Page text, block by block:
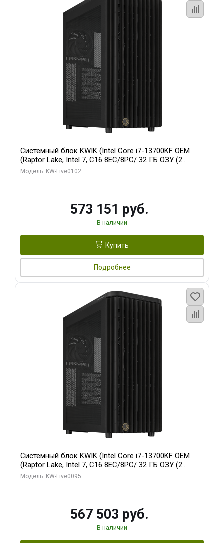
Системный блок KWIK (Intel Core i7-13700KF OEM
(Raptor Lake, Intel 7, C16 8EC/8PC/ 32 ГБ ОЗУ (2
модуля)/ Afox RTX4090 24GB GDDR6X 384-Bit 3xDP
Модель: KW-Live0102
573 151 руб.
В наличии
Купить
Подробнее
Системный блок KWIK (Intel Core i7-13700KF OEM
(Raptor Lake, Intel 7, C16 8EC/8PC/ 32 ГБ ОЗУ (2
модуля)/ Afox RTX4090 24GB GDDR6X 384-Bit 3xDP
Модель: KW-Live0095
567 503 руб.
В наличии